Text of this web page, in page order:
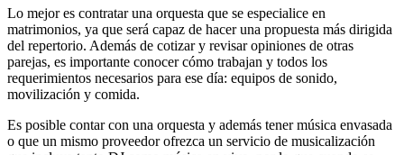
Lo mejor es contratar una orquesta que se especialice en
matrimonios, ya que será capaz de hacer una propuesta más dirigida
del repertorio. Además de cotizar y revisar opiniones de otras
parejas, es importante conocer cómo trabajan y todos los
requerimientos necesarios para ese día: equipos de sonido,
movilización y comida.
Es posible contar con una orquesta y además tener música envasada
o que un mismo proveedor ofrezca un servicio de musicalización